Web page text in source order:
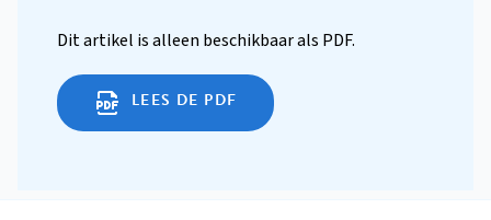
Dit artikel is alleen beschikbaar als PDF.
LEES DE PDF